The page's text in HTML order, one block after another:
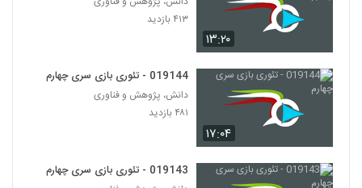
Thinking)
91
Thinking)
92
Thinking)
۱۳:۲۰
۴۱۳ بازدید
۱۷:۰۴
019144 - تئوری بازی سری چهارم
دانش، پژوهش و فناوری
۴۸۱ بازدید
019143 - تئوری بازی سری چهارم